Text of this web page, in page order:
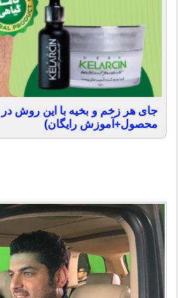
محصول+آموزش رایگان)